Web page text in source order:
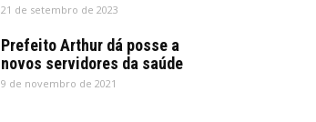
21 de setembro de 2023
Prefeito Arthur dá posse a
novos servidores da saúde
9 de novembro de 2021